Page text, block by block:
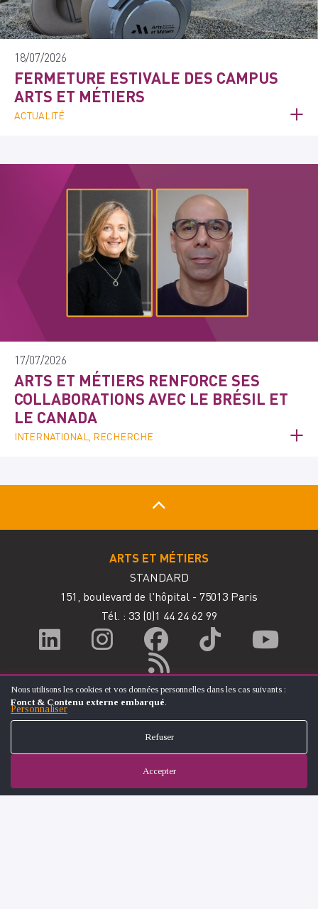
18/07/2026
FERMETURE ESTIVALE DES CAMPUS
ARTS ET MÉTIERS
ACTUALITÉ
17/07/2026
ARTS ET MÉTIERS RENFORCE SES
COLLABORATIONS AVEC LE BRÉSIL ET
LE CANADA
INTERNATIONAL, RECHERCHE
ARTS ET MÉTIERS
STANDARD
151, boulevard de l'hôpital - 75013 Paris
Tél. : 33 (0)1 44 24 62 99
UTILISATION
DES
DONNÉES
DES
Nous utilisons les cookies et vos données personnelles dans les cas suivants :
Fonct & Contenu externe embarqué.
Personnaliser
Refuser
Accepter